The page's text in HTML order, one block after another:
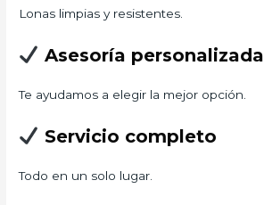
Lonas limpias y resistentes.
Asesoría personalizada
Te ayudamos a elegir la mejor opción.
Servicio completo
Todo en un solo lugar.